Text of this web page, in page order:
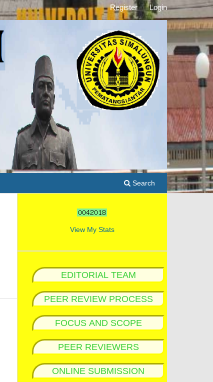
Search
Register Login
View My Stats
EDITORIAL TEAM
PEER REVIEW PROCESS
FOCUS AND SCOPE
PEER REVIEWERS
ONLINE SUBMISSION